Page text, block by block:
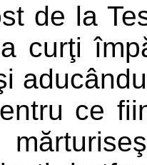
de la
curţi
ce